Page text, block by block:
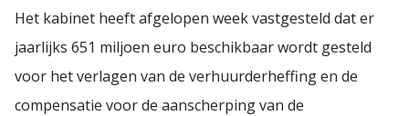
Het kabinet heeft afgelopen week vastgesteld dat er
jaarlijks 651 miljoen euro beschikbaar wordt gesteld
voor het verlagen van de verhuurderheffing en de
compensatie voor de aanscherping van de